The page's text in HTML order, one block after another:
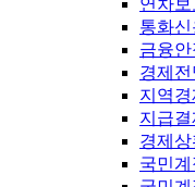
연차보
통화
금융안
경제전
지역경
지급결
경제
국민